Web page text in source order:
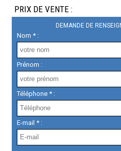
PRIX DE VENTE :
DEMANDE DE
Nom * :
Prénom :
Téléphone * :
E-mail * :